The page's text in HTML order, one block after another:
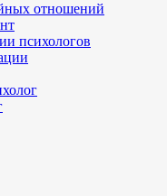
отношений
психологов